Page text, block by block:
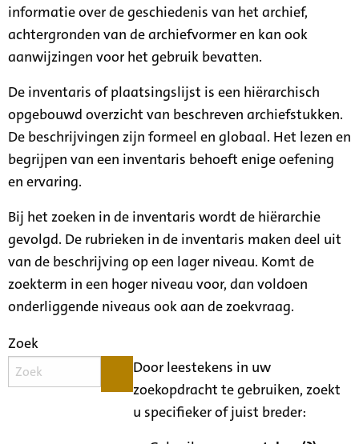
informatie over de geschiedenis van het archief,
achtergronden van de archiefvormer en kan ook
aanwijzingen voor het gebruik bevatten.
De inventaris of plaatsingslijst is een hiërarchisch
opgebouwd overzicht van beschreven archiefstukken.
De beschrijvingen zijn formeel en globaal. Het lezen en
begrijpen van een inventaris behoeft enige oefening
en ervaring.
Bij het zoeken in de inventaris wordt de hiërarchie
gevolgd. De rubrieken in de inventaris maken deel uit
van de beschrijving op een lager niveau. Komt de
zoekterm in een hoger niveau voor, dan voldoen
onderliggende niveaus ook aan de zoekvraag.
Zoek
Door leestekens in uw
zoekopdracht te gebruiken, zoekt
u specifieker of juist breder: